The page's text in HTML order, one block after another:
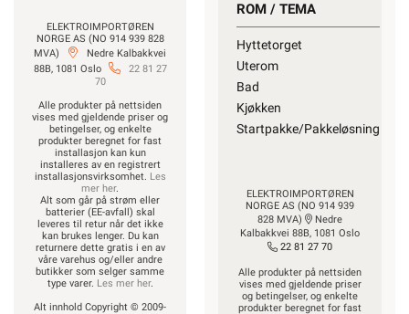
ELEKTROIMPORTØREN
NORGE AS (NO 914 939 828
MVA)
Nedre Kalbakkvei
88B, 1081 Oslo
22 81 27
70
Alle produkter på nettsiden
vises med gjeldende priser og
betingelser, og enkelte
produkter beregnet for fast
installasjon kan kun
installeres av en registrert
installasjonsvirksomhet. Les
mer her.
Alt som går på strøm eller
batterier (EE-avfall) skal
leveres til retur når det ikke
kan brukes lenger. Du kan
returnere dette gratis i en av
våre varehus og/eller andre
butikker som selger samme
type varer. Les mer her.
Alt innhold Copyright © 2009-
ROM / TEMA
Hyttetorget
Uterom
Bad
Kjøkken
Startpakke/Pakkeløsning
ELEKTROIMPORTØREN
NORGE AS (NO 914 939
828 MVA)
Nedre
Kalbakkvei 88B, 1081 Oslo
22 81 27 70
Alle produkter på nettsiden
vises med gjeldende priser
og betingelser, og enkelte
produkter beregnet for fast